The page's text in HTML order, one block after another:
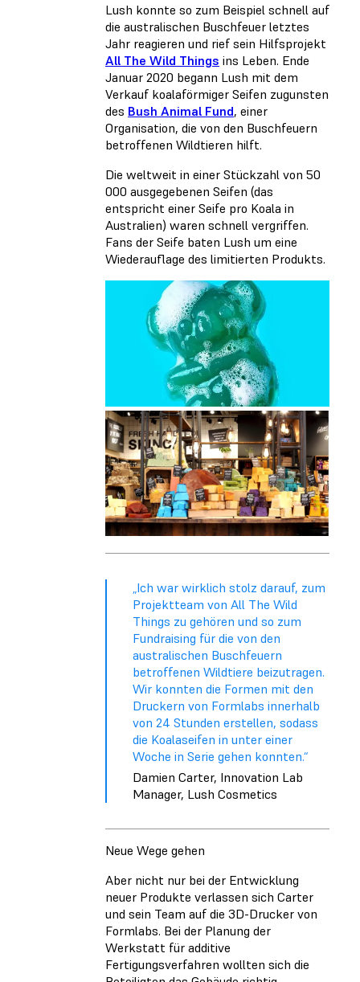
Lush konnte so zum Beispiel schnell auf
die australischen Buschfeuer letztes
Jahr reagieren und rief sein Hilfsprojekt
All The Wild Things ins Leben. Ende
Januar 2020 begann Lush mit dem
Verkauf koalaförmiger Seifen zugunsten
des Bush Animal Fund, einer
Organisation, die von den Buschfeuern
betroffenen Wildtieren hilft.
Die weltweit in einer Stückzahl von 50
000 ausgegebenen Seifen (das
entspricht einer Seife pro Koala in
Australien) waren schnell vergriffen.
Fans der Seife baten Lush um eine
Wiederauflage des limitierten Produkts.
„Ich war wirklich stolz darauf, zum
Projektteam von All The Wild
Things zu gehören und so zum
Fundraising für die von den
australischen Buschfeuern
betroffenen Wildtiere beizutragen.
Wir konnten die Formen mit den
Druckern von Formlabs innerhalb
von 24 Stunden erstellen, sodass
die Koalaseifen in unter einer
Woche in Serie gehen konnten.“
Damien Carter, Innovation Lab
Manager, Lush Cosmetics
Neue Wege gehen
Aber nicht nur bei der Entwicklung
neuer Produkte verlassen sich Carter
und sein Team auf die 3D-Drucker von
Formlabs. Bei der Planung der
Werkstatt für additive
Fertigungsverfahren wollten sich die